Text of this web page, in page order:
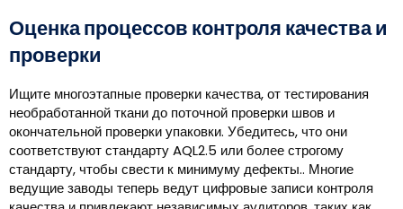
Оценка процессов контроля качества и
проверки
Ищите многоэтапные проверки качества, от тестирования
необработанной ткани до поточной проверки швов и
окончательной проверки упаковки. Убедитесь, что они
соответствуют стандарту AQL2.5 или более строгому
стандарту, чтобы свести к минимуму дефекты.. Многие
ведущие заводы теперь ведут цифровые записи контроля